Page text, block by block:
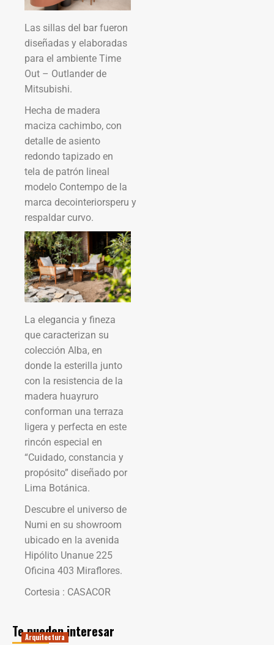
Las sillas del bar fueron
diseñadas y elaboradas
para el ambiente Time
Out – Outlander de
Mitsubishi.
Hecha de madera
maciza cachimbo, con
detalle de asiento
redondo tapizado en
tela de patrón lineal
modelo Contempo de la
marca decointeriorsperu y
respaldar curvo.
La elegancia y fineza
que caracterizan su
colección Alba, en
donde la esterilla junto
con la resistencia de la
madera huayruro
conforman una terraza
ligera y perfecta en este
rincón especial en
“Cuidado, constancia y
propósito” diseñado por
Lima Botánica.
Descubre el universo de
Numi en su showroom
ubicado en la avenida
Hipólito Unanue 225
Oficina 403 Miraflores.
Cortesia : CASACOR
Te pueden interesar
Arquitectura